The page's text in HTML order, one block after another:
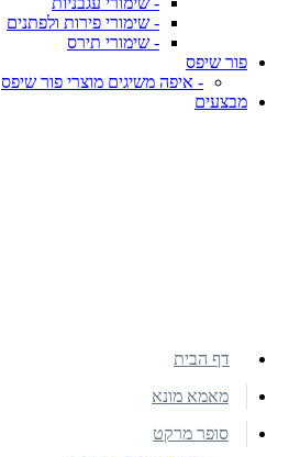
- שימורי פירות ולפתנים
- שימורי תירס
פור שיפס
- איפה משיגים מוצרי פור שיפס
מבצעים
דף הבית
מאמא מונא
סופר מרקט